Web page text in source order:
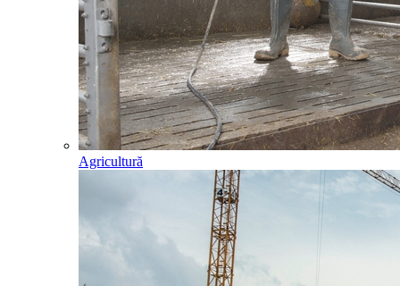
Agricultură